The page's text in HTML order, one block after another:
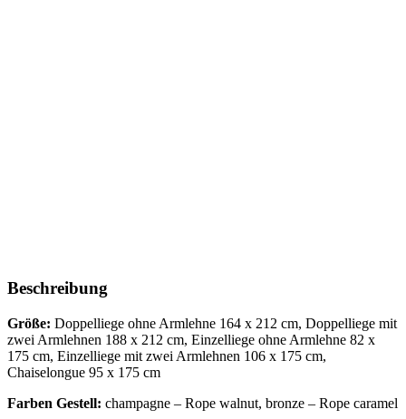
Beschreibung
Größe: Doppelliege ohne Armlehne 164 x 212 cm, Doppelliege mit
zwei Armlehnen 188 x 212 cm, Einzelliege ohne Armlehne 82 x
175 cm, Einzelliege mit zwei Armlehnen 106 x 175 cm,
Chaiselongue 95 x 175 cm
Farben Gestell: champagne – Rope walnut, bronze – Rope caramel